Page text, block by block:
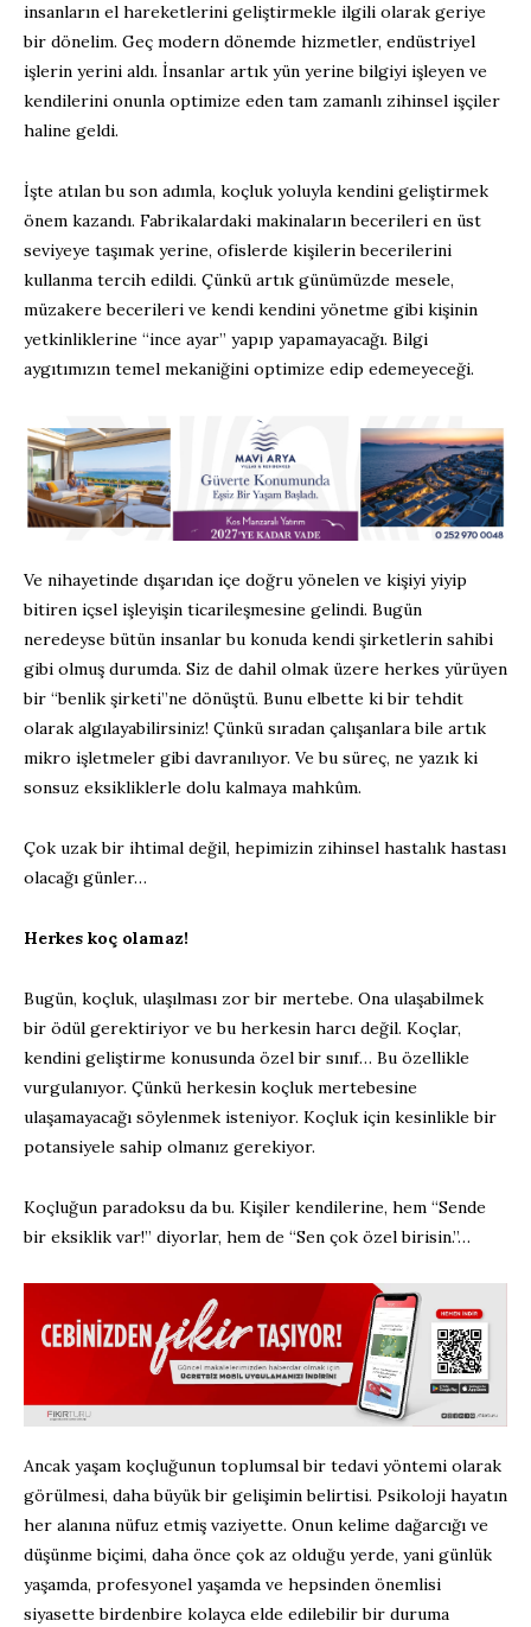
insanların el hareketlerini geliştirmekle ilgili olarak geriye
bir dönelim. Geç modern dönemde hizmetler, endüstriyel
işlerin yerini aldı. İnsanlar artık yün yerine bilgiyi işleyen ve
kendilerini onunla optimize eden tam zamanlı zihinsel işçiler
haline geldi.
İşte atılan bu son adımla, koçluk yoluyla kendini geliştirmek
önem kazandı. Fabrikalardaki makinaların becerileri en üst
seviyeye taşımak yerine, ofislerde kişilerin becerilerini
kullanma tercih edildi. Çünkü artık günümüzde mesele,
müzakere becerileri ve kendi kendini yönetme gibi kişinin
yetkinliklerine “ince ayar” yapıp yapamayacağı. Bilgi
aygıtımızın temel mekaniğini optimize edip edemeyeceği.
Ve nihayetinde dışarıdan içe doğru yönelen ve kişiyi yiyip
bitiren içsel işleyişin ticarileşmesine gelindi. Bugün
neredeyse bütün insanlar bu konuda kendi şirketlerin sahibi
gibi olmuş durumda. Siz de dahil olmak üzere herkes yürüyen
bir “benlik şirketi”ne dönüştü. Bunu elbette ki bir tehdit
olarak algılayabilirsiniz! Çünkü sıradan çalışanlara bile artık
mikro işletmeler gibi davranılıyor. Ve bu süreç, ne yazık ki
sonsuz eksikliklerle dolu kalmaya mahkûm.
Çok uzak bir ihtimal değil, hepimizin zihinsel hastalık hastası
olacağı günler…
Herkes koç olamaz!
Bugün, koçluk, ulaşılması zor bir mertebe. Ona ulaşabilmek
bir ödül gerektiriyor ve bu herkesin harcı değil. Koçlar,
kendini geliştirme konusunda özel bir sınıf… Bu özellikle
vurgulanıyor. Çünkü herkesin koçluk mertebesine
ulaşamayacağı söylenmek isteniyor. Koçluk için kesinlikle bir
potansiyele sahip olmanız gerekiyor.
Koçluğun paradoksu da bu. Kişiler kendilerine, hem “Sende
bir eksiklik var!” diyorlar, hem de “Sen çok özel birisin.”…
Ancak yaşam koçluğunun toplumsal bir tedavi yöntemi olarak
görülmesi, daha büyük bir gelişimin belirtisi. Psikoloji hayatın
her alanına nüfuz etmiş vaziyette. Onun kelime dağarcığı ve
düşünme biçimi, daha önce çok az olduğu yerde, yani günlük
yaşamda, profesyonel yaşamda ve hepsinden önemlisi
siyasette birdenbire kolayca elde edilebilir bir duruma